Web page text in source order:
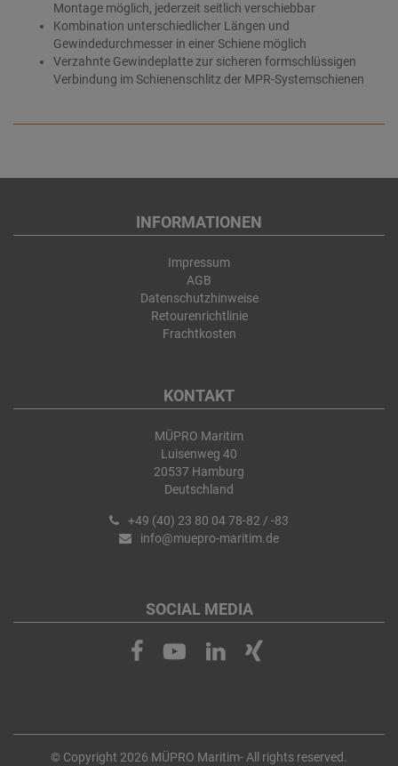
Montage möglich, jederzeit seitlich verschiebbar
Kombination unterschiedlicher Längen und
Gewindedurchmesser in einer Schiene möglich
Verzahnte Gewindeplatte zur sicheren formschlüssigen
Verbindung im Schienenschlitz der MPR-Systemschienen
INFORMATIONEN
Impressum
AGB
Datenschutzhinweise
Retourenrichtlinie
Frachtkosten
KONTAKT
MÜPRO Maritim
Luisenweg 40
20537 Hamburg
Deutschland
+49 (40) 23 80 04 78-82 / -83
info@muepro-maritim.de
SOCIAL MEDIA
© Copyright 2026 MÜPRO Maritim- All rights reserved.